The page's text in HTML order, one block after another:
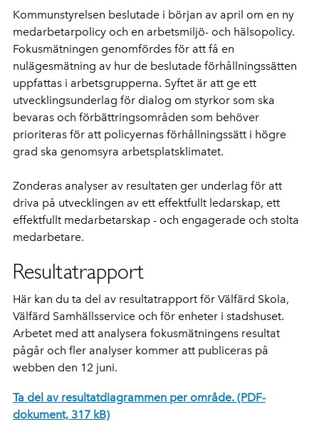
Kommunstyrelsen beslutade i början av april om en ny
medarbetarpolicy och en arbetsmiljö- och hälsopolicy.
Fokusmätningen genomfördes för att få en
nulägesmätning av hur de beslutade förhållningssätten
uppfattas i arbetsgrupperna. Syftet är att ge ett
utvecklingsunderlag för dialog om styrkor som ska
bevaras och förbättringsområden som behöver
prioriteras för att policyernas förhållningssätt i högre
grad ska genomsyra arbetsplatsklimatet.
Zonderas analyser av resultaten ger underlag för att
driva på utvecklingen av ett effektfullt ledarskap, ett
effektfullt medarbetarskap - och engagerade och stolta
medarbetare.
Resultatrapport
Här kan du ta del av resultatrapport för Välfärd Skola,
Välfärd Samhällsservice och för enheter i stadshuset.
Arbetet med att analysera fokusmätningens resultat
pågår och fler analyser kommer att publiceras på
webben den 12 juni.
Ta del av resultatdiagrammen per område. (PDF-
dokument, 317 kB)